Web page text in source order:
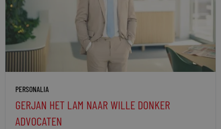
PERSONALIA
GERJAN HET LAM NAAR WILLE DONKER
ADVOCATEN